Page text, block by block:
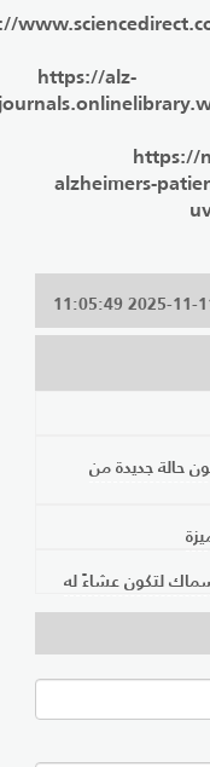
https://
https://alz-
2025-
جديدة من
عشاءً له